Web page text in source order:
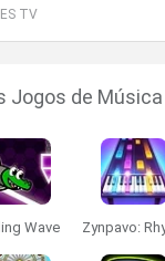
TV
Jogos de Música
Wave